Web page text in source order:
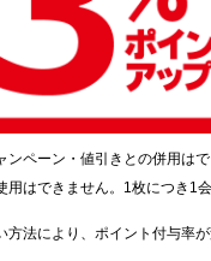
ペーン・値引きとの併用はで
用はできません。1枚につき1
方法により、ポイント付与率